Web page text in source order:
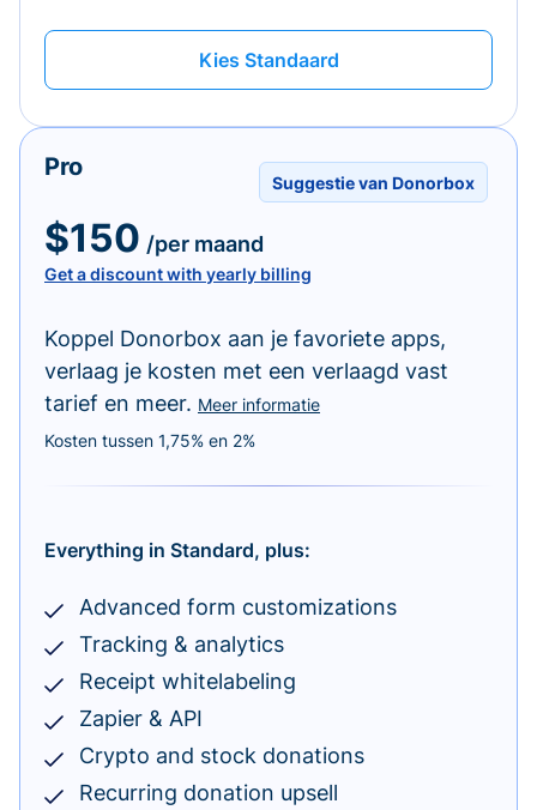
Kies Standaard
Suggestie van Donorbox
Pro
$150 /per maand
Get a discount with yearly billing
Koppel Donorbox aan je favoriete apps,
verlaag je kosten met een verlaagd vast
tarief en meer. Meer informatie
Kosten tussen 1,75% en 2%
Everything in Standard, plus:
Advanced form customizations
Tracking & analytics
Receipt whitelabeling
Zapier & API
Crypto and stock donations
Recurring donation upsell